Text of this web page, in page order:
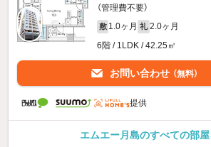
（管理費不要）
敷 1.0ヶ月 礼 2.0ヶ月
6階 / 1LDK / 42.25㎡
お問い合わせ （無料）
提供
エムエー月島のすべての部